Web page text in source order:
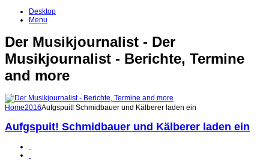
Desktop
Menu
Der Musikjournalist - Der
Musikjournalist - Berichte, Termine
and more
Home2016Aufgspuit! Schmidbauer und Kälberer laden ein
Aufgspuit! Schmidbauer und Kälberer laden ein